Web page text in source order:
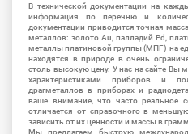
В технической документации на
информация по перечню и
документации приводится точная
металлов: золото Au, палладий Pd,
металлы платиновой группы (МПГ) на
находятся в природе в очень
столь высокую цену. У нас на сайте Вы
характеристиками приборов и
драгметаллов в приборах и
ваше внимание, что часто реальное
отличается от справочного в
зависить от их ценности и массы в
Мы предлагаем быструю